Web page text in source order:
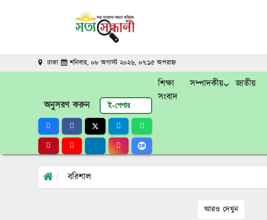
ঢাকা শনিবার, ০৮ অগাস্ট ২০২৬, ০৭:১৫ অপরাহ্ন
অনুসরণ করুন ই-পেপার
শিক্ষা
সংবাদ
সম্পাদকীয় জাতীয়
বরিশাল
আরও দেখুন